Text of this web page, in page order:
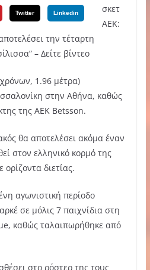
Twitter Linkedin
σκετ
ΑΕΚ:
την τέταρτη
– Δείτε βίντεο
1.96 μέτρα)
στην Αθήνα, καθώς
της ΑΕΚ Betsson.
θα αποτελέσει ακόμα έναν
στον ελληνικό κορμό της
διετίας.
αγωνιστική περίοδο
σε μόλις 7 παιχνίδια στη
καθώς ταλαιπωρήθηκε από
στο ρόστερ της τους